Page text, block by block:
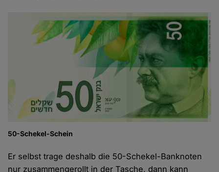
50-Schekel-Schein
Er selbst trage deshalb die 50-Schekel-Banknoten
nur zusammengerollt in der Tasche, dann kann